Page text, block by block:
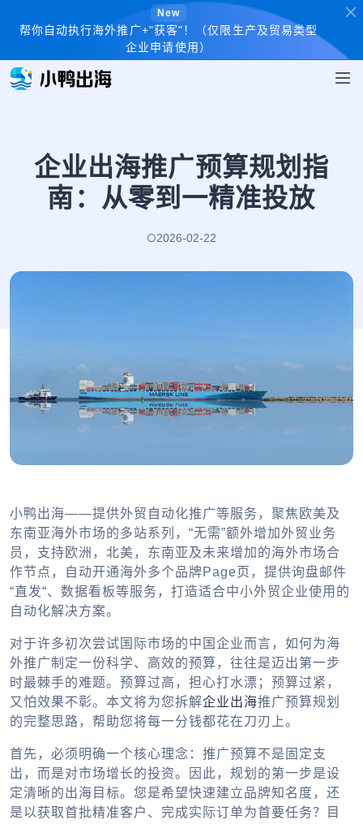
New
帮你自动执行海外推广+"获客"！（仅限生产及贸易类型
企业申请使用）
企业出海推广预算规划指
南：从零到一精准投放
2026-02-22
小鸭出海——提供外贸自动化推广等服务，聚焦欧美及
东南亚海外市场的多站系列，“无需”额外增加外贸业务
员，支持欧洲，北美，东南亚及未来增加的海外市场合
作节点，自动开通海外多个品牌Page页，提供询盘邮件
“直发“、数据看板等服务，打造适合中小外贸企业使用的
自动化解决方案。
对于许多初次尝试国际市场的中国企业而言，如何为海
外推广制定一份科学、高效的预算，往往是迈出第一步
时最棘手的难题。预算过高，担心打水漂；预算过紧，
又怕效果不彰。本文将为您拆解企业出海推广预算规划
的完整思路，帮助您将每一分钱都花在刀刃上。
首先，必须明确一个核心理念：推广预算不是固定支
出，而是对市场增长的投资。因此，规划的第一步是设
定清晰的出海目标。您是希望快速建立品牌知名度，还
是以获取首批精准客户、完成实际订单为首要任务？目